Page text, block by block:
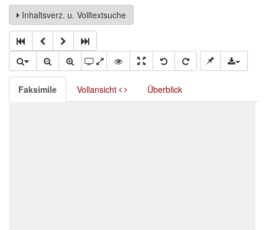
Inhaltsverz. u. Volltextsuche
Faksimile Vollansicht Überblick